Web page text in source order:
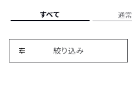
すべて 通
絞り込み